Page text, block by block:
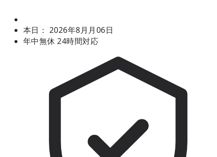
本日： 2026年8月月06日
年中無休 24時間対応